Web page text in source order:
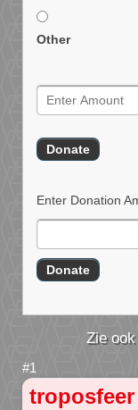
Other
Enter Donation
troposfeer